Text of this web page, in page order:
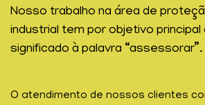
Nosso trabalho na área de
industrial tem por objetivo principal
significado à palavra “assessorar”.
O atendimento de nossos clientes